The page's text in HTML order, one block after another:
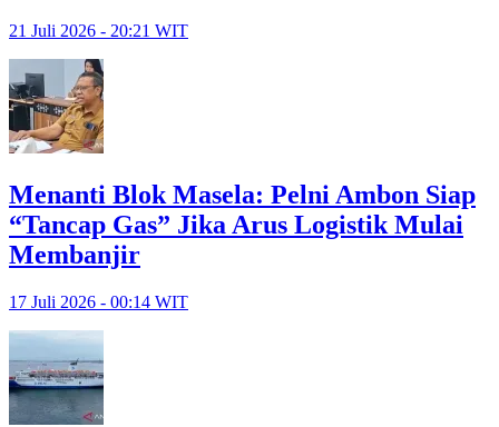
21 Juli 2026 - 20:21 WIT
Menanti Blok Masela: Pelni Ambon Siap
“Tancap Gas” Jika Arus Logistik Mulai
Membanjir
17 Juli 2026 - 00:14 WIT